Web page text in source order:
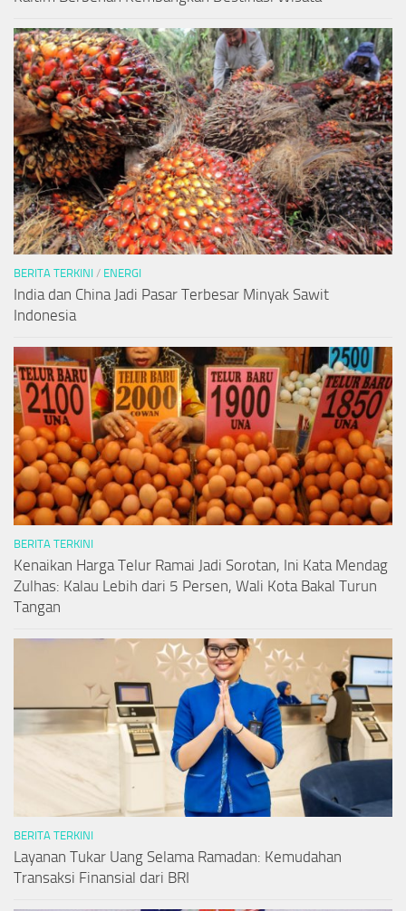
BERITA TERKINI / ENERGI
India dan China Jadi Pasar Terbesar Minyak Sawit
Indonesia
BERITA TERKINI
Kenaikan Harga Telur Ramai Jadi Sorotan, Ini Kata Mendag
Zulhas: Kalau Lebih dari 5 Persen, Wali Kota Bakal Turun
Tangan
BERITA TERKINI
Layanan Tukar Uang Selama Ramadan: Kemudahan
Transaksi Finansial dari BRI